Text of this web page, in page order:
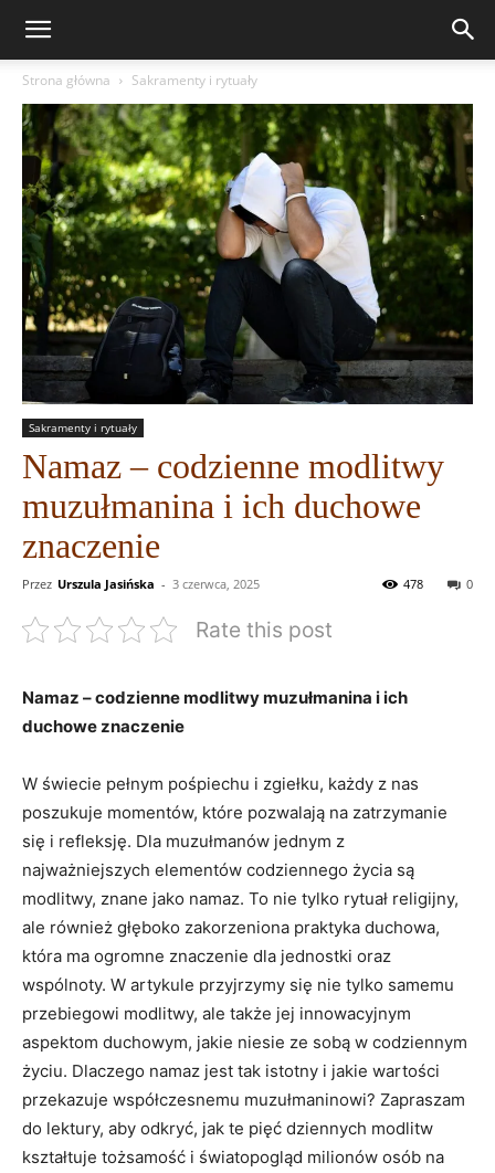
Strona główna Sakramenty i rytuały
Sakramenty i rytuały
Namaz – codzienne modlitwy
muzułmanina i ich duchowe
znaczenie
Przez Urszula Jasińska - 3 czerwca, 2025 0
478
Rate this post
Namaz –⁣ codzienne modlitwy‌ muzułmanina i ich
duchowe ⁤znaczenie
W świecie pełnym pośpiechu i zgiełku, każdy z nas
⁣poszukuje‍ momentów, które pozwalają na zatrzymanie‍
się i refleksję. ​Dla muzułmanów jednym z ​
najważniejszych ⁢elementów codziennego życia są
modlitwy,⁣ znane jako​ namaz. ​To ‍nie tylko rytuał⁣ religijny,
ale również⁣ głęboko zakorzeniona praktyka duchowa,
która ⁢ma ogromne znaczenie dla‍ jednostki oraz
wspólnoty. W artykule przyjrzymy​ się nie tylko samemu
przebiegowi modlitwy, ale także ⁢jej innowacyjnym
aspektom ⁤duchowym, jakie niesie⁢ ze sobą w codziennym⁤
życiu. Dlaczego namaz jest tak istotny i jakie wartości​
przekazuje współczesnemu muzułmaninowi? Zapraszam‌
do lektury, aby odkryć,‍ jak te pięć ​dziennych ​modlitw
⁤kształtuje tożsamość i światopogląd milionów osób⁢ na